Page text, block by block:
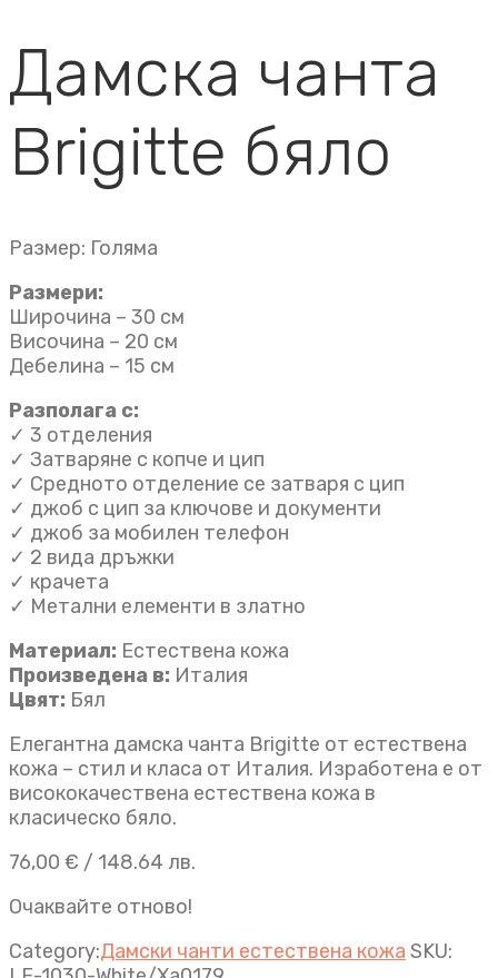
Дамска чанта
Brigitte бяло
Размер: Голяма
Размери:
Широчина – 30 см
Височина – 20 см
Дебелина – 15 см
Разполага с:
✓ 3 отделения
✓ Затваряне с копче и цип
✓ Средното отделение се затваря с цип
✓ джоб с цип за ключове и документи
✓ джоб за мобилен телефон
✓ 2 вида дръжки
✓ крачета
✓ Метални елементи в златно
Материал: Естествена кожа
Произведена в: Италия
Цвят: Бял
Елегантна дамска чанта Brigitte от естествена
кожа – стил и класа от Италия. Изработена е от
висококачествена естествена кожа в
класическо бяло.
76,00 € / 148.64 лв.
Очаквайте отново!
Category:Дамски чанти естествена кожа SKU: